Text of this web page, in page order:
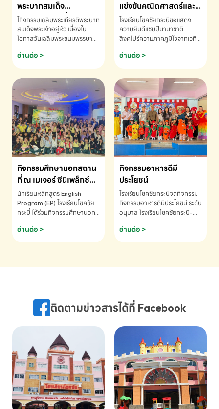
พระบาทสมเด็จ
พระเจ้าอยู่หัว เนื่องใน
โอกาสวันเฉลิม
พระชนมพรรษา
โกิจกรรมเฉลิมพระเกียรติพระบาท
สมเด็จพระเจ้าอยู่หัว เนื่องใน
โอกาสวันเฉลิมพระชนมพรรษา
ข้อมูลเพิ่มเติม โทร. 075-691910
อ่านต่อ >
แข่งขันคณิตศาสตร์และ
คณิตคิดเร็วนานาชาติ
ครั้งที่ 46 ประจำปี 2569
ณ ประเทศสิงคโปร์
โรงเรียนโชคชัยกระบี่ขอแสดง
ความยินดีแชมป์นานาชาติ
สิงคโปร์ความภาคภูมิใจจากเวที
ด.ช.พัทธนันท์ พรหมพันธ์ ชั้น
อนุบาล EP K3 โรงเรียนโชคชัย
แข่งขันคณิตศาสตร์และคณิตคิด
เร็วนานาชาติ ครั้งที่ 46 ประจำปี
2569 ณ ประเทศสิงคโปร์
INTERNATIONAL
MATHEMATICS AND
MENTAL ARITHMETIC
COMPETITION 2026 - ถ้วย
รางวัลรองชนะเลิศอันดับที่ 2
Mental Arithmetic
Competition K2 - ถ้วยรางวัล
รองชนะเลิศอันดับที่ 2 Mental
K2(Grop) โรงเรียนโชคชัยกระบี่-
สอบถามข้อมูลเพิ่มเติม โทร.
075-691910
อ่านต่อ >
กิจกรรมศึกษานอกสถาน
ที่ ณ เมเจอร์ ซีนีเพล็กซ์
ระดับประถมศึกษา (EP.1-
6)
นักเรียนหลักสูตร English
Program (EP) โรงเรียนโชคชัย
กระบี่ ได้ร่วมกิจกรรมศึกษานอก
ชมภาพยนตร์ Toy Story 5
(Soundtrack)เพื่อเสริมทักษะ
ภาษา ผ่านประสบการณ์การเรียนรู้
075-691910
อ่านต่อ >
กิจกรรมอาหารดีมี
ประโยชน์
โรงเรียนโชคชัยกระบี่จดกิจกรรม
กิจกรรมอาหารดีมีประโยชน์ ระดับ
อนุบาล โรงเรียนโชคชัยกระบี่-
075-691910
อ่านต่อ >
ติดตามข่าวสารได้ที่ Facebook